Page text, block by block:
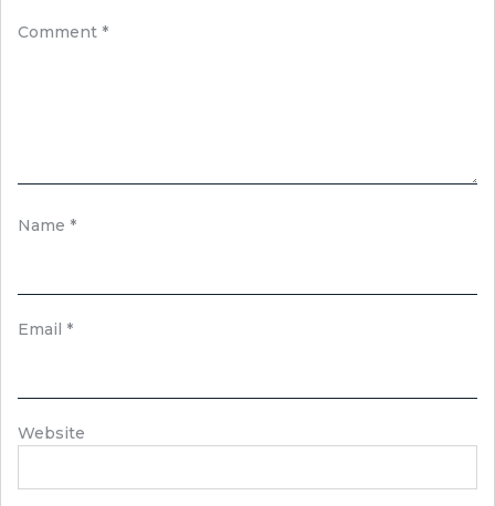
Comment *
Name *
Email *
Website